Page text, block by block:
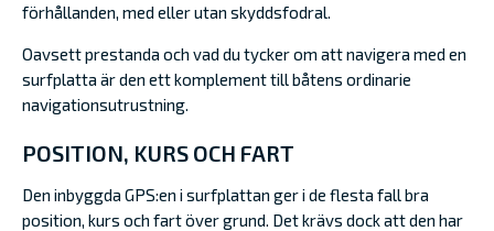
förhållanden, med eller utan skyddsfodral.
Oavsett prestanda och vad du tycker om att navigera med en
surfplatta är den ett komplement till båtens ordinarie
navigationsutrustning.
POSITION, KURS OCH FART
Den inbyggda GPS:en i surfplattan ger i de flesta fall bra
position, kurs och fart över grund. Det krävs dock att den har